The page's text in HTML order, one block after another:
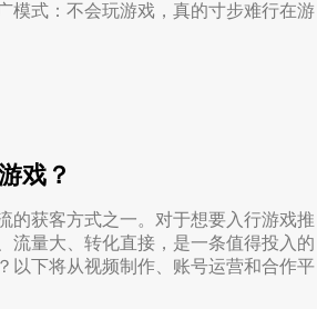
模式：不会玩游戏，真的寸步难行在游
戏？
的获客方式之一。对于想要入行游戏推
流量大、转化直接，是一条值得投入的
以下将从视频制作、账号运营和合作平